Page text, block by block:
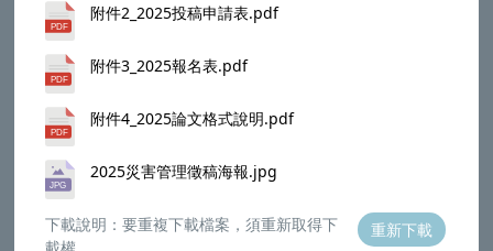
附件2_2025投稿申請表.pdf
附件3_2025報名表.pdf
附件4_2025論文格式說明.pdf
2025災害管理徵稿海報.jpg
下載說明：要重複下載檔案，須重新取得下
重新下載